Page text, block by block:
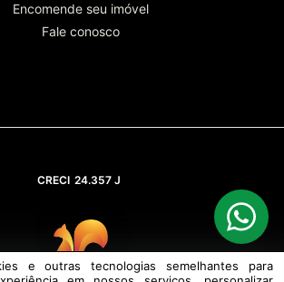
Encomende seu imóvel
Fale conosco
CRECI 24.357 J
e outras tecnologias semelhantes para